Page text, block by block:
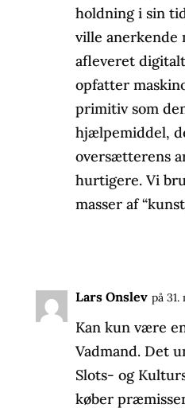
holdning i sin
ville anerkende
afleveret
opfatter
primitiv som
hjælpemiddel,
oversætterens
hurtigere. Vi
masser af
Lars Onslev på 31.
Kan kun være
Vadmand. Det
Slots- og
køber